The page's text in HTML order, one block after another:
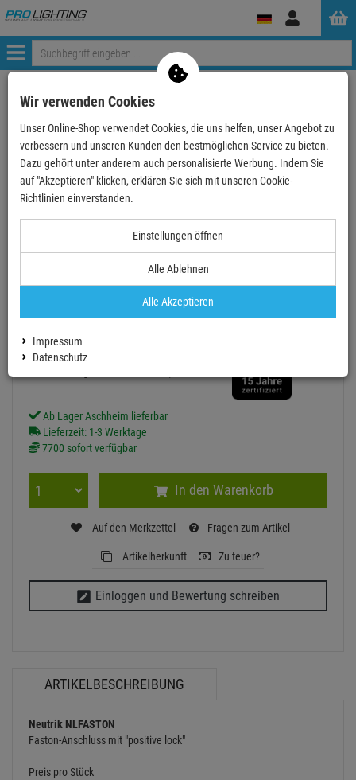
Anmelden
Menü
Weiter einkaufen ProLighting
NEUTRIK NLFASTON - Kabelschuh 4,8x0,5mm für 0,8-2…
NEUTRIK NLFASTON - Kabelschuh 4,8x0,5mm
für 0,8-2,0 mm²
NLFASTON
Finanzierung ab0,00 EUR/ Monat
UVP:0,29€2
0,14 €
Grundpreis: 1 Stück =
Ab Lager Aschheim lieferbar
Lieferzeit: 1-3 Werktage
7700 sofort verfügbar
In den Warenkorb
Auf den Merkzettel Fragen zum Artikel
Artikelherkunft Zu teuer?
Einloggen und Bewertung schreiben
ARTIKELBESCHREIBUNG
Neutrik NLFASTON
Faston-Anschluss mit "positive lock"
Preis pro Stück
Wir verwenden Cookies
Unser Online-Shop verwendet Cookies, die uns helfen, unser Angebot zu
verbessern und unseren Kunden den bestmöglichen Service zu bieten.
Dazu gehört unter anderem auch personalisierte Werbung. Indem Sie
auf "Akzeptieren" klicken, erklären Sie sich mit unseren Cookie-
Richtlinien einverstanden.
Einstellungen öffnen
Alle Ablehnen
Alle Akzeptieren
Impressum
Datenschutz